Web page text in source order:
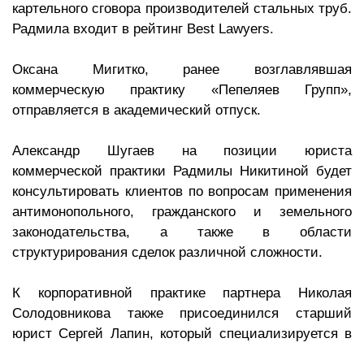
картельного сговора производителей стальных труб.
Радмила входит в рейтинг Best Lawyers.
Оксана Мигитко, ранее возглавлявшая
коммерческую практику «Пепеляев Групп»,
отправляется в академический отпуск.
Александр Шугаев на позиции юриста
коммерческой практики Радмилы Никитиной будет
консультировать клиентов по вопросам применения
антимонопольного, гражданского и земельного
законодательства, а также в области
структурирования сделок различной сложности.
К корпоративной практике партнера Николая
Солодовникова также присоединился старший
юрист Сергей Лапин, который специализируется в